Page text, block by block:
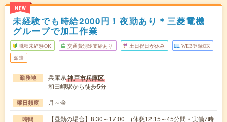
NEW
未経験でも時給2000円！夜勤あり＊三菱電機
グループで加工作業
職種未経験OK 交通費別途支給あり 土日祝日が休み WEB登録OK
派遣
勤務地 兵庫県神戸市兵庫区
和田岬駅から徒歩5分
曜日頻度 月～金
時間
【昼勤の場合】8:30～17:00 (休憩12:15～45分間・実働7時